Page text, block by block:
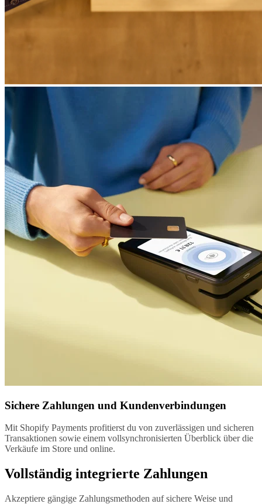
Sichere Zahlungen und Kundenverbindungen
Mit Shopify Payments profitierst du von zuverlässigen und sicheren
Transaktionen sowie einem vollsynchronisierten Überblick über die
Verkäufe im Store und online.
Vollständig integrierte Zahlungen
Akzeptiere gängige Zahlungsmethoden auf sichere Weise und